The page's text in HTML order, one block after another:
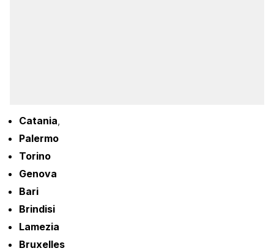
Catania
Palermo
Torino
Genova
Bari
Brindisi
Lamezia
Bruxelles